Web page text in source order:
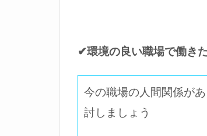
✔環境の良い職場で働き
今の職場の人間関係が
討しましょう